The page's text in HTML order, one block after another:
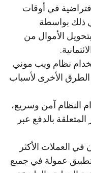
في أوقات
ذلك بواسطة
الأموال من
نظام ويب موني
الطرق الأخرى لأسباب
النظام آمن وسريع،
بالدفع عبر
في العملات الأكثر
تطبيق عمولة في جميع